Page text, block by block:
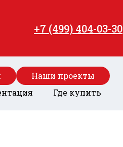
+7 (499) 404-03-30
Наши проекты
Где купить